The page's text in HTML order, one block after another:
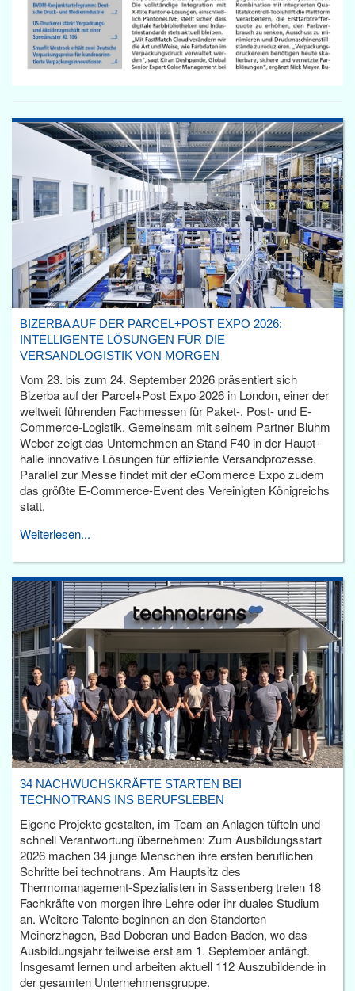
BIZERBA AUF DER PARCEL+POST EXPO 2026:
INTELLIGENTE LÖSUNGEN FÜR DIE
VERSANDLOGISTIK VON MORGEN
Vom 23. bis zum 24. September 2026 präsentiert sich
Bizerba auf der Parcel+Post Expo 2026 in London, einer der
weltweit führenden Fachmessen für Paket-, Post- und E-
Commerce-Logistik. Gemeinsam mit seinem Partner Bluhm
Weber zeigt das Unternehmen an Stand F40 in der Haupt­
halle innovative Lösungen für effiziente Versandprozesse.
Parallel zur Messe findet mit der eCommerce Expo zudem
das größte E-Commerce-Event des Vereinigten Königreichs
statt.
Weiterlesen...
34 NACHWUCHSKRÄFTE STARTEN BEI
TECHNOTRANS INS BERUFSLEBEN
Eigene Projekte gestalten, im Team an Anlagen tüfteln und
schnell Verantwortung übernehmen: Zum Ausbildungsstart
2026 machen 34 junge Menschen ihre ersten beruflichen
Schritte bei technotrans. Am Hauptsitz des
Thermomanagement-Spezialisten in Sassenberg treten 18
Fachkräfte von morgen ihre Lehre oder ihr duales Studium
an. Weitere Talente beginnen an den Standorten
Meinerzhagen, Bad Doberan und Baden-Baden, wo das
Ausbildungsjahr teilweise erst am 1. September anfängt.
Insgesamt lernen und arbeiten aktuell 112 Auszubildende in
der gesamten Unternehmensgruppe.